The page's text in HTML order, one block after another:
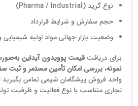
نوع گرید (Pharma / Industrial)
حجم سفارش و شرایط قرارداد
وضعیت بازار جهانی مواد اولیه شیمیایی
برای دریافت قیمت پوویدون آیداین
نمونه، بررسی امکان تأمین مستمر و ثبت
واحد فروش پیشگامان شیمی تماس بگیرید
تجاری متناسب با نوع فعالیت و ظرفیت